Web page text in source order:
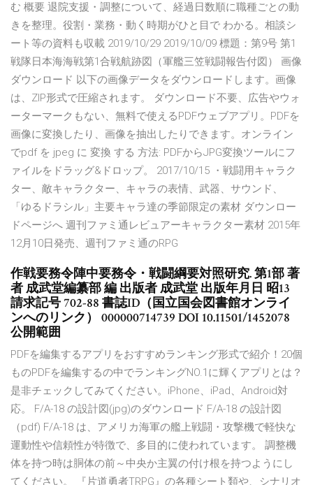
む 概要 退院支援・調整について、経過日数順に職種ごとの動
きを整理。役割・業務・動く時期がひと目で わかる。相談シ
ート等の資料も収載 2019/10/29 2019/10/09 標題：第9号 第1
戦隊日本海海戦第1合戦航跡図（軍艦三笠戦闘報告付図） 画像
ダウンロード 以下の画像データをダウンロードします。画像
は、ZIP形式で圧縮されます。 ダウンロード不要、広告やウォ
ーターマークもない、無料で使えるPDFウェブアプリ。PDFを
画像に変換したり、画像を抽出したりできます。オンライン
でpdf を jpeg に 変換 する 方法: PDFからJPG変換ツールにフ
ァイルをドラッグ&ドロップ。 2017/10/15 ・戦闘用キャラク
ター、敵キャラクター、キャラの表情、武器、サウンド、
「ゆるドラシル」主要キャラ達の季節限定の素材 ダウンロー
ドページへ 週刊ファミ通レビュアーキャラクター素材 2015年
12月10日発売、週刊ファミ通のRPG
作戦要務令陣中要務令・戦闘綱要対照研究. 第1部 著
者 成武堂編纂部 編 出版者 成武堂 出版年月日 昭13
請求記号 702-88 書誌ID（国立国会図書館オンライ
ンへのリンク） 000000714739 DOI 10.11501/1452078
公開範囲
PDFを編集するアプリをおすすめランキング形式で紹介！20個
ものPDFを編集するの中でランキングNO.1に輝くアプリとは？
是非チェックしてみてください。iPhone、iPad、Android対
応。 F/A-18 の設計図(jpg)のダウンロード F/A-18 の設計図
（pdf) F/A-18 は、アメリカ海軍の艦上戦闘・攻撃機で軽快な
運動性や信頼性が特徴で、多目的に使われています。 調整機
体を持つ時は胴体の前～中央か主翼の付け根を持つようにし
てください。 『片道勇者TRPG』の各種シート類や、シナリオ